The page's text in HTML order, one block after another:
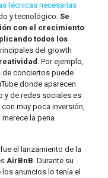
técnicas necesarias
y tecnológico. Se
con el crecimiento
todos los
del growth
. Por ejemplo,
de conciertos puede
donde aparecen
y de redes sociales es
muy poca inversión,
la pena
el lanzamiento de la
AirBnB. Durante su
anuncios lo tenía el